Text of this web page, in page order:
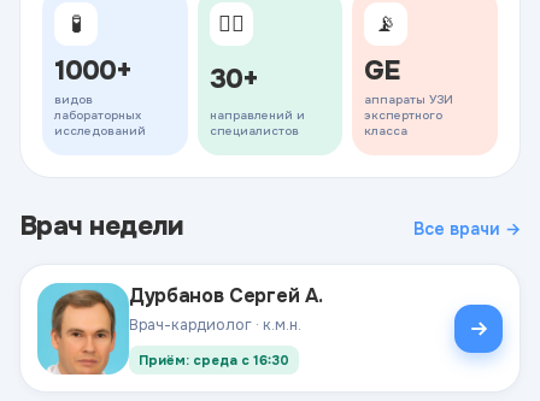
🧪
1000+
видов
лабораторных
исследований
👨‍⚕️
30+
направлений и
специалистов
📡
GE
аппараты УЗИ
экспертного
класса
Врач недели Все врачи →
Дурбанов Сергей А.
Врач-кардиолог · к.м.н.
Приём: среда с 16:30